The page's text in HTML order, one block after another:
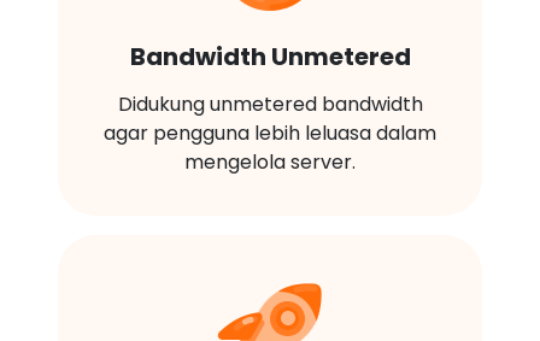
Bandwidth Unmetered
Didukung unmetered bandwidth
agar pengguna lebih leluasa dalam
mengelola server.